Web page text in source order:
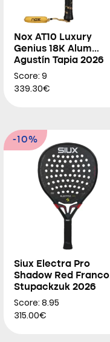
Nox AT10 Luxury
Genius 18K Alum
Agustín Tapia 2026
Score: 9
339.30€
-10%
Siux Electra Pro
Shadow Red Franco
Stupackzuk 2026
Score: 8.95
315.00€